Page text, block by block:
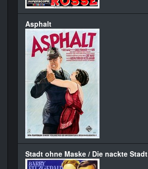
Asphalt
Stadt ohne Maske / Die nackte Stadt